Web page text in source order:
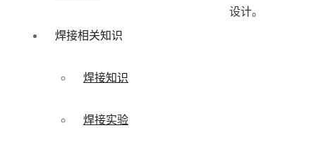
焊接相关知识
焊接知识
焊接实验
设计。